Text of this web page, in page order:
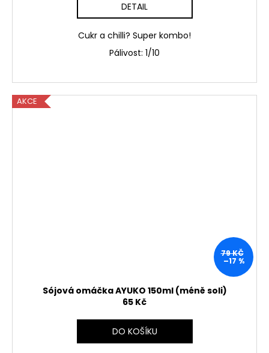
DETAIL
Cukr a chilli? Super kombo!
Pálivost: 1/10
AKCE
79 KČ
–17 %
Sójová omáčka AYUKO 150ml (méně soli)
65 Kč
DO KOŠÍKU